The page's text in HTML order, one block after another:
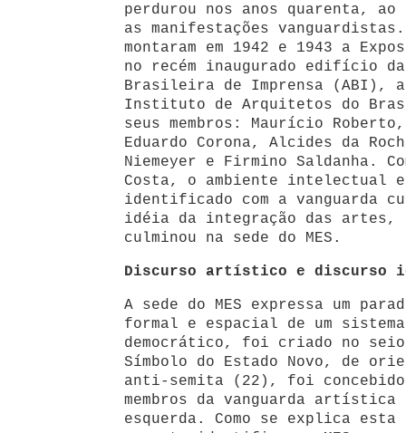
perdurou nos anos quarenta, ao
as manifestações
montaram em 1942 e 1943 a
no recém inaugurado edifício da
Brasileira de Imprensa (ABI),
Instituto de Arquitetos do
seus membros: Maurício
Eduardo Corona, Alcides da
Niemeyer e Firmino Saldanha.
Costa, o ambiente intelectual
identificado com a vanguarda
idéia da integração das artes,
culminou na sede do MES.
Discurso artístico e discurso
A sede do MES expressa um
formal e espacial de um
democrático, foi criado no
Símbolo do Estado Novo, de
anti-semita (22), foi
membros da vanguarda artística
esquerda. Como se explica